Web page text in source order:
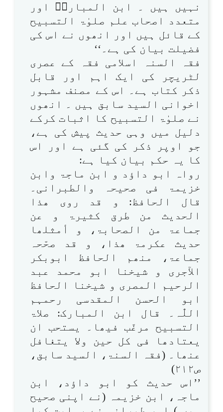
نہیں ہیں ۔ ابن المبارکؒ اور
متعدد اصحاب علم صلوٰۃ التسبیح
کے قائل ہیں اور انھوں نے اس کی
فضیلت بیان کی ہے۔‘‘
فقہ السنہ اسلامی فقہ کے عصری
لٹریچر کی ایک اہم اور قابل
ذکر کتاب ہے۔ اس کے مصنف مشہور
اخوانی السید سابق ہیں ۔ انھوں
نے صلوٰۃ التسبیح کا اثبات کرکے
دلیل میں وہی حدیث پیش کی ہے،
جو اوپر ذکر کی گئی ہے اور اس
کا یہ حکم بیان کیا ہے:
رواہ ابو داؤد و ابن ماجۃ وابن
خزیمۃ فی صحیحہ والطبرانی۔
قال الحافظ: و قد روی ھذا
الحدیث من طرق کثیرۃ و عن
جماعۃ من الصحابۃ، و أمثلھا
حدیث عکرمۃ ھذا، و قد صحّحہ
جماعۃ، منھم الحافظ ابوبکر
الآجری و شیخنا ابو محمد عبد
الرحیم المصری و شیخنا الحافظ
ابو الحسن المقدسی رحمہم
اللّٰہ۔ قال ابن المبارک: صلاۃ
التسبیح مرغّب فیھا۔ یستحب ان
یعتادھا فی کل حین ولا یتغافل
عنھا۔ (فقہ السنۃ، السید سابق،
ص۲۱۲)
’’اس حدیث کو ابو داؤد، ابن
ماجہ، ابن خزیمہ (نے اپنی صحیح